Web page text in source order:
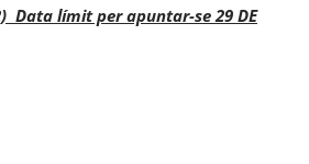
Data límit per apuntar-se 29 DE